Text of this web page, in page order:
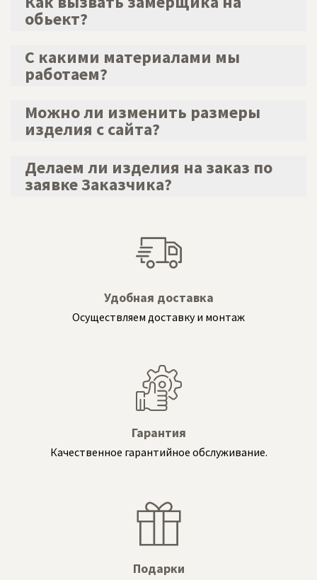
"ДЕЛОВЫЕ ЛИНИИ" или удобными Вам
обьект?
По форме обратной связи или предварительно
позвонив нам по телефону
С какими материалами мы
работаем?
Все породы дерева:
сосна
лиственница
ясень
дуб
Так же работаем с металлом (металлокаркасс)
Можно ли изменить размеры
изделия с сайта?
Безусловно. Все что в рамках безопасности и ГОСТ
Делаем ли изделия на заказ по
заявке Заказчика?
разрабатываем проекты и 3D модели
Удобная доставка
Осуществляем доставку и монтаж
Гарантия
Качественное гарантийное обслуживание.
Подарки